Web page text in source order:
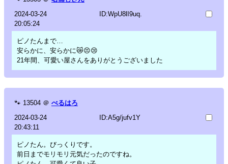
2024-03-24
20:05:24
ID:WpU8lI9uq.
ピノたんまで…
安らかに、安らかに😿😣😢
21年間、可愛い屋さんをありがとうございました
🐾 13504 ＠ べるはろ
2024-03-24
20:43:11
ID:A5g/jufv1Y
ピノたん。びっくりです。
前日までモリモリ元気だったのですね。